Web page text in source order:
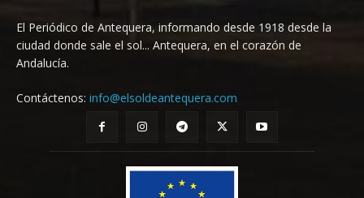
El Periódico de Antequera, informando desde 1918 desde la
ciudad donde sale el sol... Antequera, en el corazón de
Andalucía.
Contáctenos: info@elsoldeantequera.com